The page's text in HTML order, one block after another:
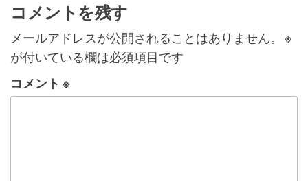
コメントを残す
メールアドレスが公開されることはありません。
※
が付いている欄は必須項目です
コメント ※